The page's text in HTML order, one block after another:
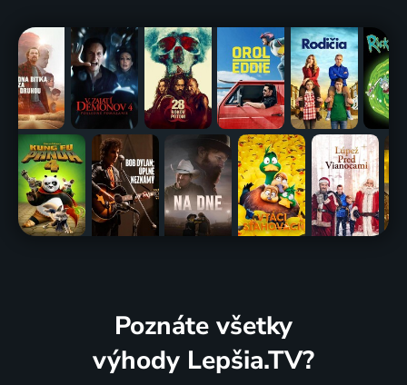
Poznáte všetky
výhody Lepšia.TV?